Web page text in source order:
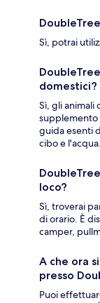
Sì, potrai
domestici?
Sì, gli animali
supplemento
guida esenti
cibo e l'acqua.
loco?
Sì, troverai
di orario. È
camper,
A che ora
presso
Puoi